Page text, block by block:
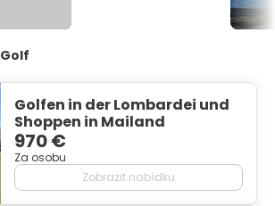
Golf
Golfen in der Lombardei und
Shoppen in Mailand
970 €
Za osobu
Zobrazit nabídku